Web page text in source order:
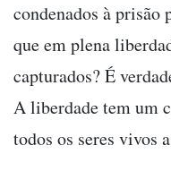
condenados à prisão
que em plena
capturados? É
A liberdade tem um
todos os seres vivos